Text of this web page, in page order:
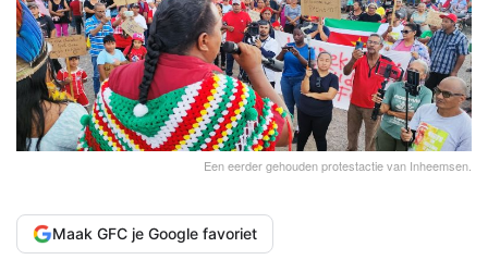
Een eerder gehouden protestactie van Inheemsen.
Maak GFC je Google favoriet